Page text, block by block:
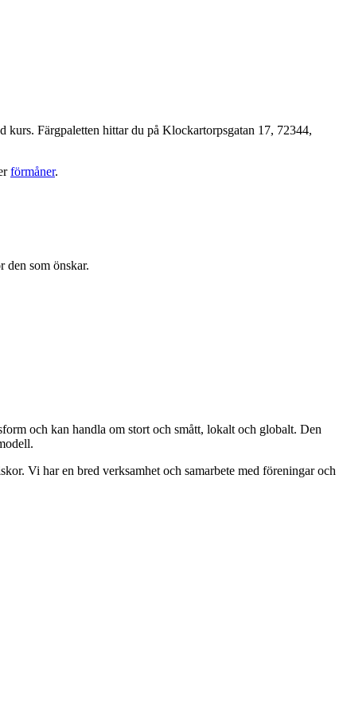
kurs. Färgpaletten hittar du på Klockartorpsgatan 17, 72344,
förmåner.
den som önskar.
och kan handla om stort och smått, lokalt och globalt. Den
Vi har en bred verksamhet och samarbete med föreningar och